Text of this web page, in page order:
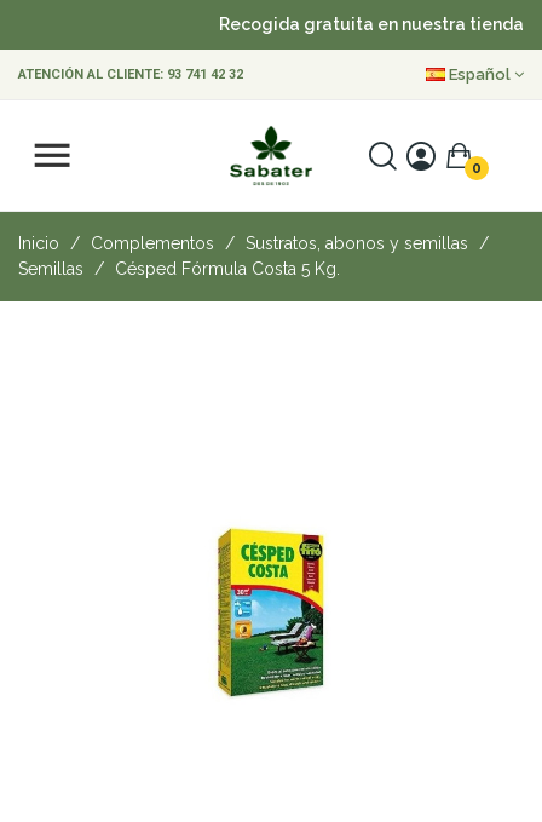
Recogida gratuita en nuestra tienda
ATENCIÓN AL CLIENTE: 93 741 42 32 Español
0
Inicio Complementos
Sustratos, abonos y semillas
Semillas
Césped Fórmula Costa 5 Kg.